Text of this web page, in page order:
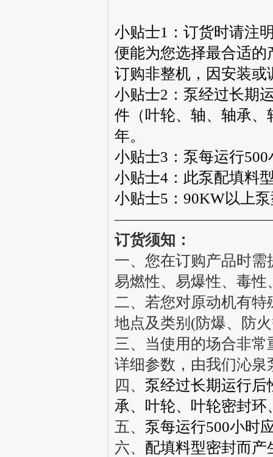
小贴士1：订货时请注
便能为您选择最合适
订购非整机，因安装
小贴士2：泵经过长期
件（叶轮、轴、轴承
年。
小贴士3：泵每运行
小贴士4：此泵配填料
小贴士5：90KW以上
订货须知：
一、您在订购产品时
易燃性、易爆性、毒
二、若您对原动机有
地点及类别(防爆、防
三、当使用的场合非
详细参数，由我们沁泉
四、 泵经过长期运行
承、叶轮、叶轮密封
五、 泵每运行500小时
六、 配填料型密封而产